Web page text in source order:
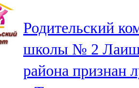
Родительский
школы № 2
района признан